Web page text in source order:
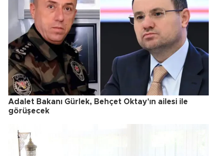
Adalet Bakanı Gürlek, Behçet Oktay'ın ailesi ile
görüşecek